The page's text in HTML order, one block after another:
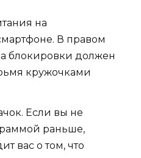
на
В правом
блокировки должен
кружочками
Если вы не
раньше,
вас о том, что